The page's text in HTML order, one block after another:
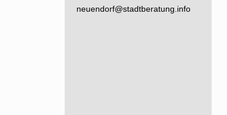
neuendorf@stadtberatung.info